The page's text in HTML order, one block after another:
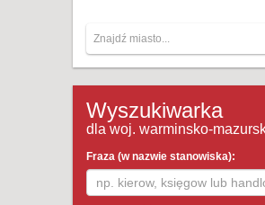
Znajdź miasto...
Wyszukiwarka
dla woj. warminsko-
Fraza (w nazwie stanowiska):